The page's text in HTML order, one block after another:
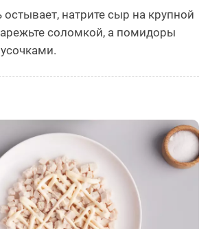
натрите сыр на крупной
соломкой, а помидоры